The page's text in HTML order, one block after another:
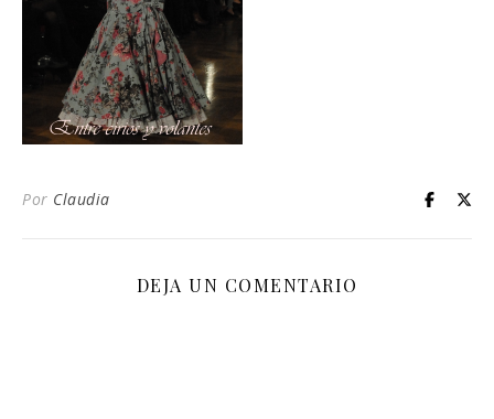
Por Claudia
DEJA UN COMENTARIO